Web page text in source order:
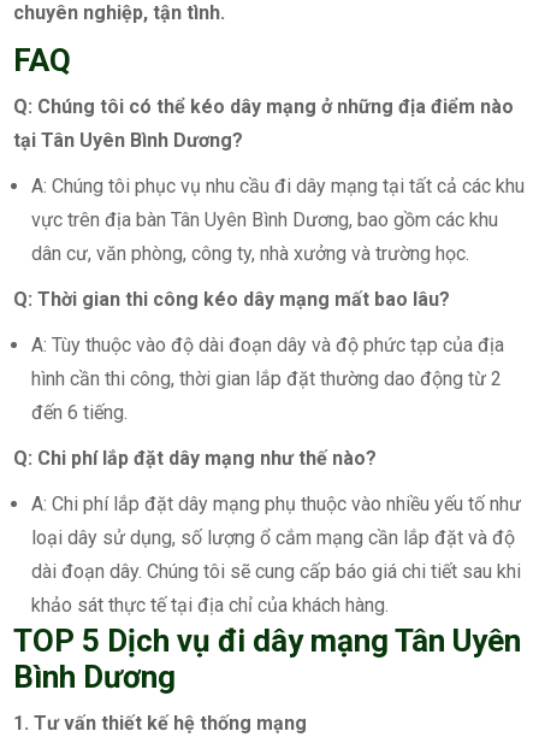
chuyên nghiệp, tận tình.
FAQ
Q: Chúng tôi có thể kéo dây mạng ở những địa điểm nào
tại Tân Uyên Bình Dương?
A: Chúng tôi phục vụ nhu cầu đi dây mạng tại tất cả các khu
vực trên địa bàn Tân Uyên Bình Dương, bao gồm các khu
dân cư, văn phòng, công ty, nhà xưởng và trường học.
Q: Thời gian thi công kéo dây mạng mất bao lâu?
A: Tùy thuộc vào độ dài đoạn dây và độ phức tạp của địa
hình cần thi công, thời gian lắp đặt thường dao động từ 2
đến 6 tiếng.
Q: Chi phí lắp đặt dây mạng như thế nào?
A: Chi phí lắp đặt dây mạng phụ thuộc vào nhiều yếu tố như
loại dây sử dụng, số lượng ổ cắm mạng cần lắp đặt và độ
dài đoạn dây. Chúng tôi sẽ cung cấp báo giá chi tiết sau khi
khảo sát thực tế tại địa chỉ của khách hàng.
TOP 5 Dịch vụ đi dây mạng Tân Uyên
Bình Dương
1. Tư vấn thiết kế hệ thống mạng